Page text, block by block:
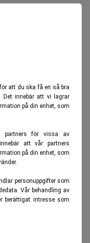
att du ska få en så bra
Det innebär att vi lagrar
på din enhet, som
partners för vissa av
att vår partners
på din enhet, som
personuppgifter som
Vår behandling av
berättigat intresse som